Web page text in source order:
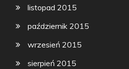
listopad 2015
październik 2015
wrzesień 2015
sierpień 2015